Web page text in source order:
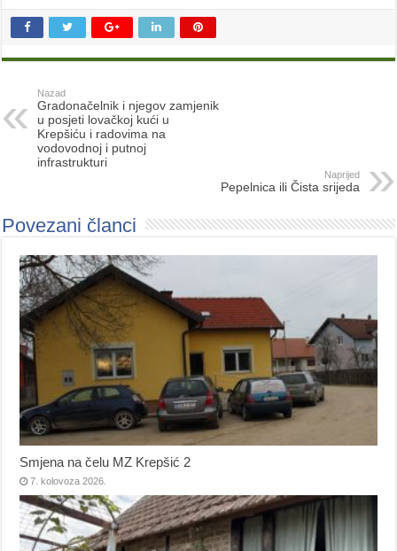
Nazad
Gradonačelnik i njegov zamjenik
u posjeti lovačkoj kući u
Krepšiću i radovima na
vodovodnoj i putnoj
infrastrukturi
Naprijed
Pepelnica ili Čista srijeda
Povezani članci
Smjena na čelu MZ Krepšić 2
7. kolovoza 2026.